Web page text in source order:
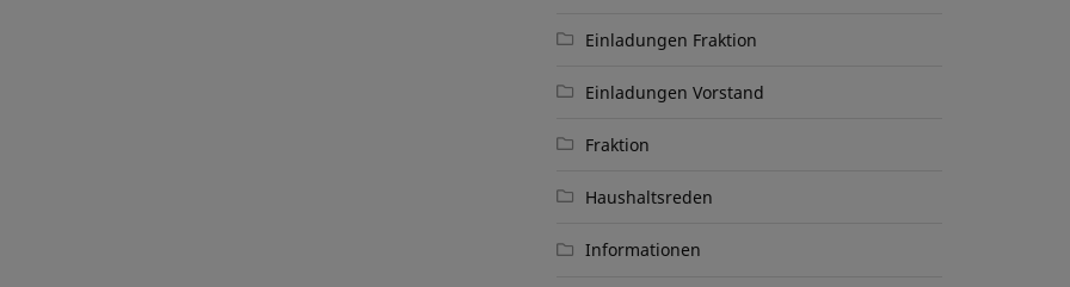
Einladungen Fraktion
Einladungen Vorstand
Fraktion
Haushaltsreden
Informationen